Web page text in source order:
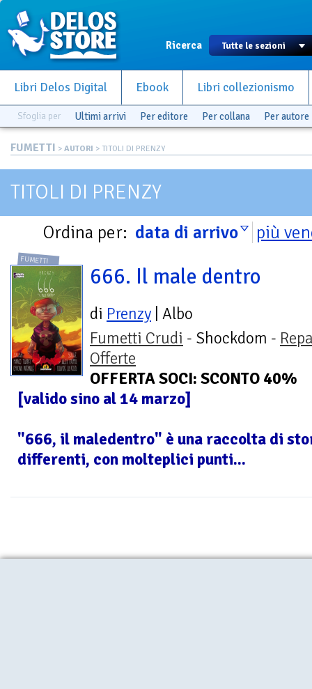
Ricerca
Libri Delos Digital Ebook Libri collezionismo
Sfoglia per Ultimi arrivi Per editore Per collana Per autore
FUMETTI > AUTORI > TITOLI DI PRENZY
TITOLI DI PRENZY
Ordina per: data di arrivo più
FUMETTI
666. Il male dentro
di Prenzy | Albo
Fumetti Crudi - Shockdom -
Offerte
OFFERTA SOCI: SCONTO 40%
[valido sino al 14 marzo]
"666, il maledentro" è una raccolta di
differenti, con molteplici punti...